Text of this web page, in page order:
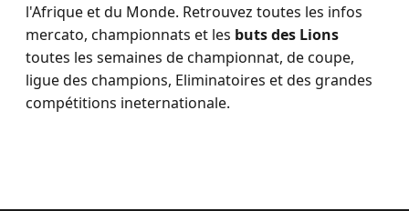
l'Afrique et du Monde. Retrouvez toutes les infos
mercato, championnats et les buts des Lions
toutes les semaines de championnat, de coupe,
ligue des champions, Eliminatoires et des grandes
compétitions ineternationale.